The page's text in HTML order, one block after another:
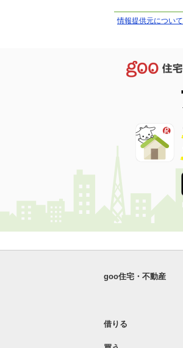
情報提供元について
goo住宅・不動産
借りる